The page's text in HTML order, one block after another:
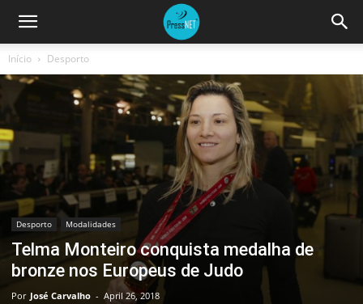
Início Desporto
Desporto Modalidades
Telma Monteiro conquista medalha de
bronze nos Europeus de Judo
Por José Carvalho - April 26, 2018